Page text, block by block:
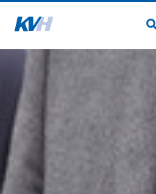
Zur Startseite